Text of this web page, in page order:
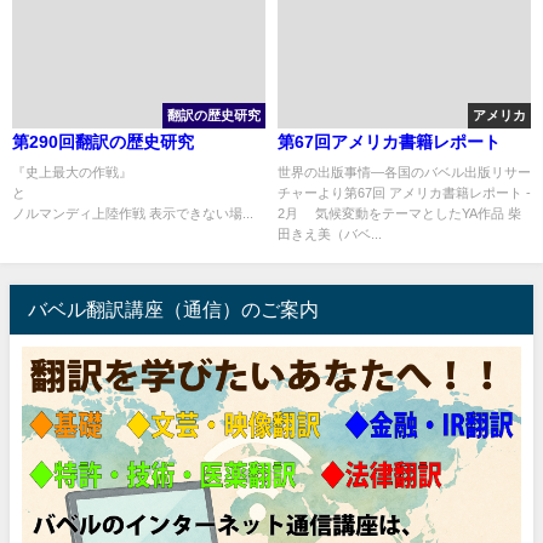
翻訳の歴史研究
第290回翻訳の歴史研究
『史上最大の作戦』
ノルマンディ上陸作戦 表示できない場...
アメリカ
第67回アメリカ書籍レポート
世界の出版事情―各国のバベル出版リサー
チャーより第67回 アメリカ書籍レポート -
2月 気候変動をテーマとしたYA作品 柴
田きえ美（バベ...
バベル翻訳講座（通信）のご案内